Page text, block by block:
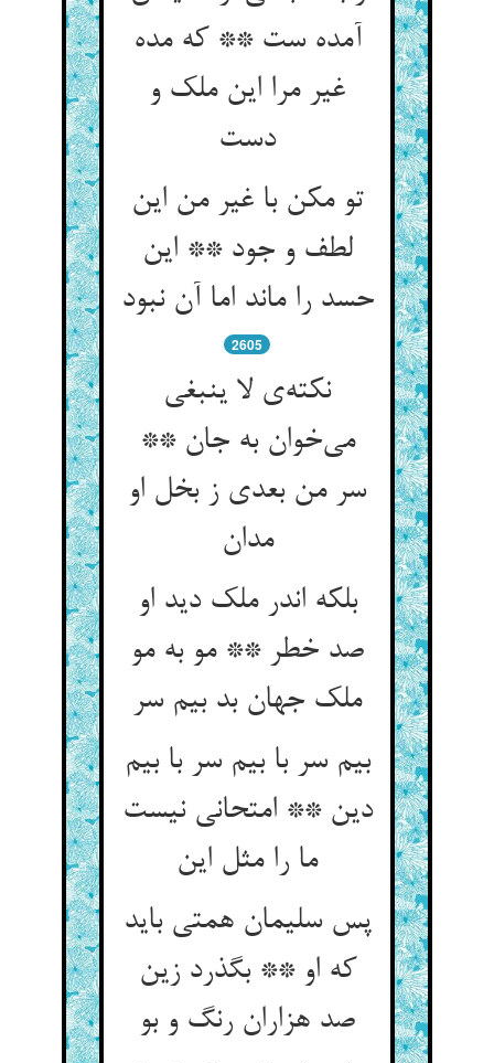
آمده ست ** که مده
غیر مرا این ملک و
تو مکن با غیر من این
لطف و جود ** این
حسد را ماند اما آن نبود
2605
نکته‌‌ی لا ينبغی
می‌‌خوان به جان **
سر من بعدی ز بخل او
مدان‌‌
بلکه اندر ملک دید او
صد خطر ** مو به مو
ملک جهان بد بیم سر
بیم سر با بیم سر با بیم
دین ** امتحانی نیست
پس سلیمان همتی باید
که او ** بگذرد زین
صد هزاران رنگ و بو